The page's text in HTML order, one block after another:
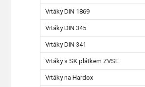
Vrtáky DIN 1869
Vrtáky DIN 345
Vrtáky DIN 341
Vrtáky s SK plátkem ZVSE
Vrtáky na Hardox